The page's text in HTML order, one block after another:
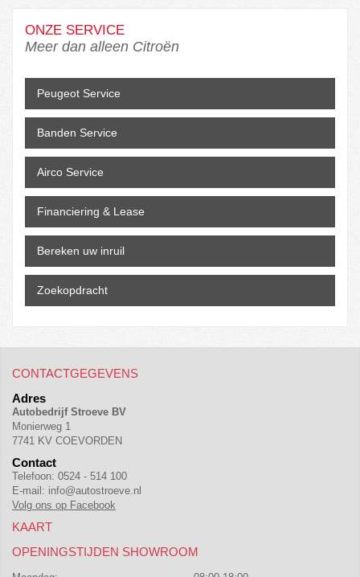
ONZE SERVICE
Meer dan alleen Citroën
Peugeot Service
Banden Service
Airco Service
Financiering & Lease
Bereken uw inruil
Zoekopdracht
CONTACTGEGEVENS
Adres
Autobedrijf Stroeve BV
Monierweg 1
7741 KV COEVORDEN
Contact
Telefoon: 0524 - 514 100
E-mail: info@autostroeve.nl
Volg ons op Facebook
KAART
OPENINGSTIJDEN SHOWROOM